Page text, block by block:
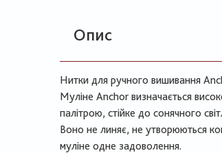
Опис
Нитки для ручного вишивання
Муліне Anchor визначається
палітрою, стійке до сонячного
Воно не линяє, не утворюються
муліне одне задоволення.